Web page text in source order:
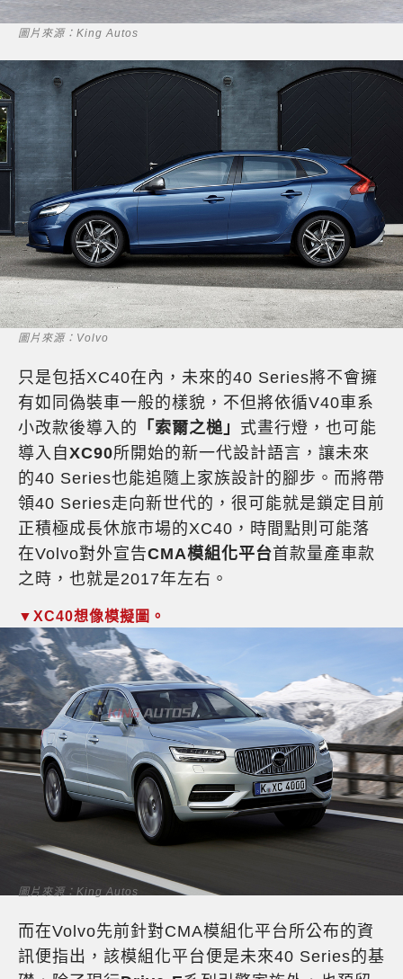
圖片來源：King Autos
圖片來源：Volvo
只是包括XC40在內，未來的40 Series將不會擁
有如同偽裝車一般的樣貌，不但將依循V40車系
小改款後導入的 「索爾之槌」 式晝行燈，也可能
導入自 XC90所開始的新一代設計語言，讓未來
的40 Series也能追隨上家族設計的腳步。而將帶
領40 Series走向新世代的，很可能就是鎖定目前
正積極成長休旅市場的XC40，時間點則可能落
在Volvo對外宣告CMA模組化平台首款量產車款
之時，也就是2017年左右。
▼XC40想像模擬圖。
圖片來源：King Autos
而在Volvo先前針對CMA模組化平台所公布的資
訊便指出，該模組化平台便是未來40 Series的基